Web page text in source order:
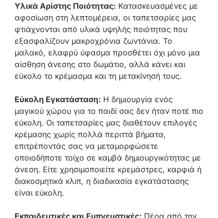
Υλικά Αρίστης Ποιότητας: Κατασκευασμένες με
αφοσίωση στη λεπτομέρεια, οι ταπετσαρίες μας
φτιάχνονται από υλικά υψηλής ποιότητας που
εξασφαλίζουν μακροχρόνια ζωντάνια. Το
μαλακό, ελαφρύ ύφασμα προσθέτει όχι μόνο μια
αίσθηση άνεσης στο δωμάτιο, αλλά κάνει και
εύκολο το κρέμασμα και τη μετακίνησή τους.
Εύκολη Εγκατάσταση: Η δημιουργία ενός
μαγικού χώρου για το παιδί σας δεν ήταν ποτέ πιο
εύκολη. Οι ταπετσαρίες μας διαθέτουν επιλογές
κρέμασης χωρίς πολλά περιττά βήματα,
επιτρέποντάς σας να μεταμορφώσετε
οποιοδήποτε τοίχο σε καμβά δημιουργικότητας με
άνεση. Είτε χρησιμοποιείτε κρεμάστρες, καρφιά ή
διακοσμητικά κλιπ, η διαδικασία εγκατάστασης
είναι εύκολη.
Εκπαιδευτικές και Εμπνευστικές: Πέρα από την